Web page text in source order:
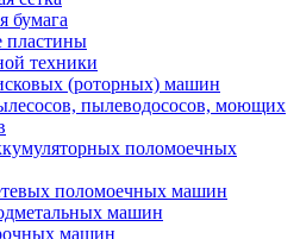
бумага
пластины
техники
(роторных) машин
пылеводососов, моющих
поломоечных
поломоечных машин
машин
машин